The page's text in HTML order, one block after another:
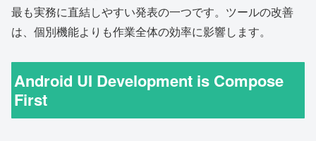
最も実務に直結しやすい発表の一つです。ツールの改善
は、個別機能よりも作業全体の効率に影響します。
Android UI Development is Compose
First